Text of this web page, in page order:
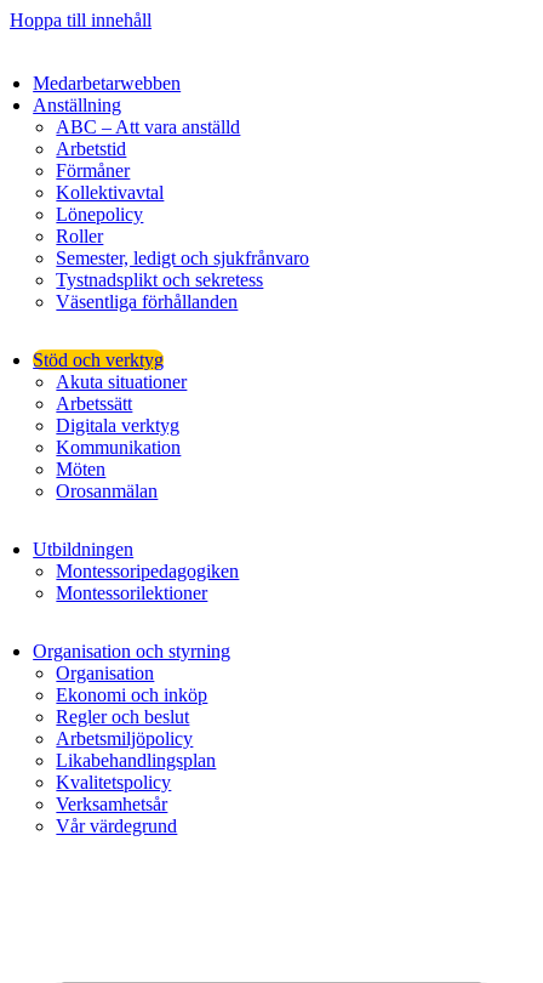
Hoppa till innehåll
Medarbetarwebben
Anställning
ABC – Att vara anställd
Arbetstid
Förmåner
Kollektivavtal
Lönepolicy
Roller
Semester, ledigt och sjukfrånvaro
Tystnadsplikt och sekretess
Väsentliga förhållanden
Stöd och verktyg
Akuta situationer
Arbetssätt
Digitala verktyg
Kommunikation
Möten
Orosanmälan
Utbildningen
Montessoripedagogiken
Montessorilektioner
Organisation och styrning
Organisation
Ekonomi och inköp
Regler och beslut
Arbetsmiljöpolicy
Likabehandlingsplan
Kvalitetspolicy
Verksamhetsår
Vår värdegrund